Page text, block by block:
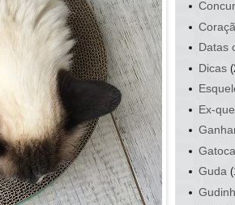
Datas
Dicas
Ex-
Gatoca
Guda